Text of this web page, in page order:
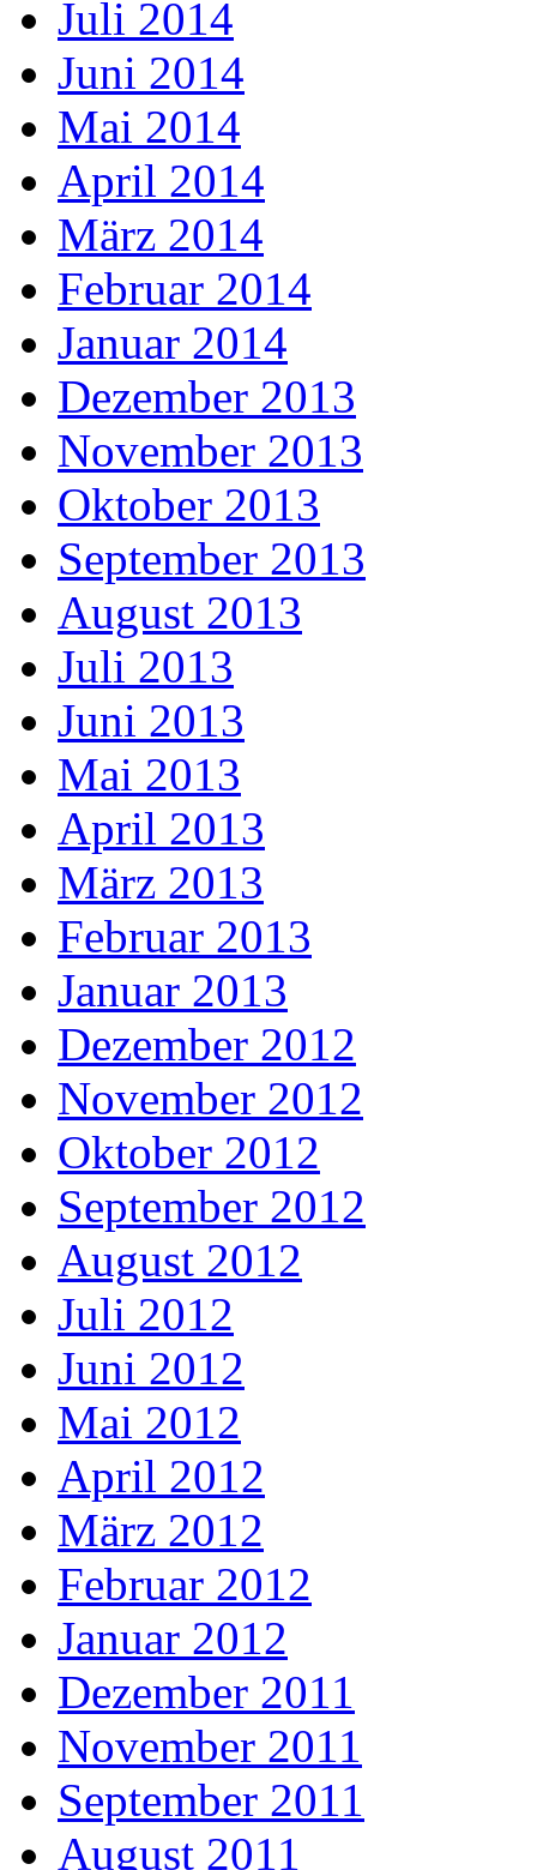
Juli 2014
Juni 2014
Mai 2014
April 2014
März 2014
Februar 2014
Januar 2014
Dezember 2013
November 2013
Oktober 2013
September 2013
August 2013
Juli 2013
Juni 2013
Mai 2013
April 2013
März 2013
Februar 2013
Januar 2013
Dezember 2012
November 2012
Oktober 2012
September 2012
August 2012
Juli 2012
Juni 2012
Mai 2012
April 2012
März 2012
Februar 2012
Januar 2012
Dezember 2011
November 2011
September 2011
August 2011